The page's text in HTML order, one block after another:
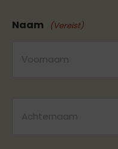
Naam (Vereist)